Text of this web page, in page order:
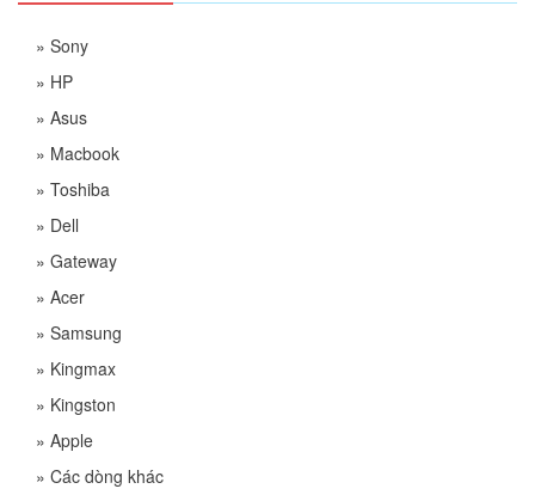
» Sony
» HP
» Asus
» Macbook
» Toshiba
» Dell
» Gateway
» Acer
» Samsung
» Kingmax
» Kingston
» Apple
» Các dòng khác